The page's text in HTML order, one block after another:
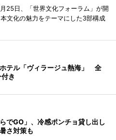
25日、「世界文化フォーラム」が開
文化の魅力をテーマにした3部構成
テル「ヴィラージュ熱海」 全
き
でGO」、冷感ポンチョ貸し出し
さ対策も